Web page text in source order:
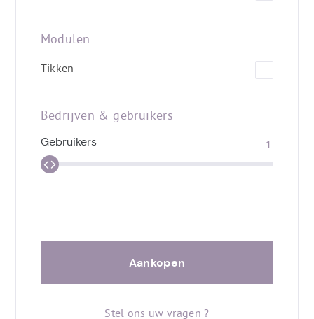
Modulen
Tikken
Bedrijven & gebruikers
Gebruikers
Aankopen
Stel ons uw vragen ?